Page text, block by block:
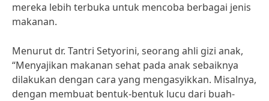
mereka lebih terbuka untuk mencoba berbagai jenis
makanan.
Menurut dr. Tantri Setyorini, seorang ahli gizi anak,
“Menyajikan makanan sehat pada anak sebaiknya
dilakukan dengan cara yang mengasyikkan. Misalnya,
dengan membuat bentuk-bentuk lucu dari buah-